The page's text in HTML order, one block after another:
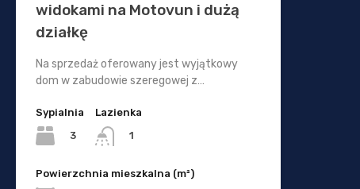
widokami na Motovun i dużą
działkę
Na sprzedaż oferowany jest wyjątkowy
dom w zabudowie szeregowej z…
Sypialnia
3
Lazienka
1
Powierzchnia mieszkalna (m²)